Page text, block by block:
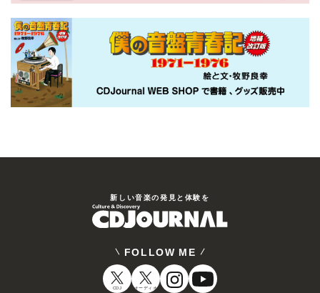
新しい⾳楽の発⾒と体験を
FOLLOW ME
CDJ オーディオ